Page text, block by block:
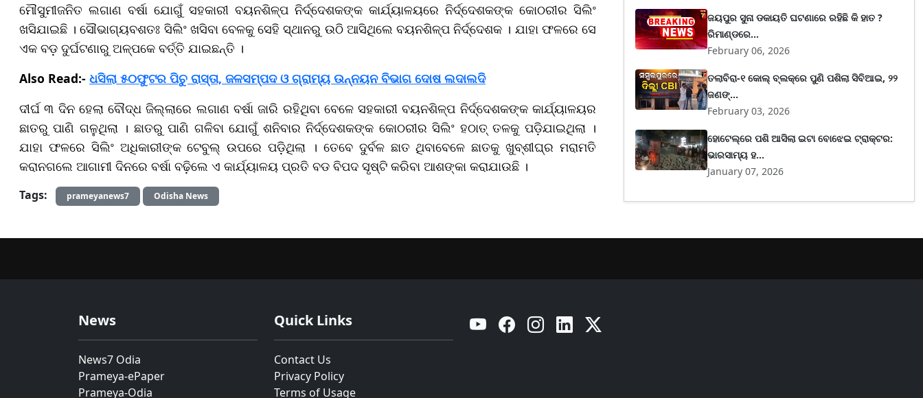
ମୌସୁମୀଜନିତ ଲଗାଣ ବର୍ଷା ଯୋଗୁଁ ସହକାରୀ ବୟନଶିଳ୍ପ ନିର୍ଦ୍ଦେଶକଙ୍କ କାର୍ଯ୍ୟାଳୟରେ ନିର୍ଦ୍ଦେଶକଙ୍କ କୋଠରୀର ସିଲିଂ
ଖସିଯାଇଛି । ସୌଭାଗ୍ୟବଶତଃ ସିଲିଂ ଖସିବା ବେଳକୁ ସେହି ସ୍ଥାନରୁ ଉଠି ଆସିଥିଲେ ବୟନଶିଳ୍ପ ନିର୍ଦ୍ଦେଶକ । ଯାହା ଫଳରେ ସେ
ଏକ ବଡ଼ ଦୁର୍ଘଟଣାରୁ ଅଳ୍ପକେ ବର୍ତ୍ତି ଯାଇଛନ୍ତି ।
Also Read:- ଧସିଲା ୫୦ଫୁଟର ପିଚୁ ରାସ୍ତା, ଜଳସମ୍ପଦ ଓ ଗ୍ରାମ୍ୟ ଉନ୍ନୟନ ବିଭାଗ ଦୋଷ ଲଦାଲଦି
ଦୀର୍ଘ ୩ ଦିନ ହେଲା ବୌଦ୍ଧ ଜିଲ୍ଲାରେ ଲଗାଣ ବର୍ଷା ଜାରି ରହିଥିବା ବେଳେ ସହକାରୀ ବୟନଶିଳ୍ପ ନିର୍ଦ୍ଦେଶକଙ୍କ କାର୍ଯ୍ୟାଳୟର
ଛାତରୁ ପାଣି ଗଳୁଥିଲା । ଛାତରୁ ପାଣି ଗଳିବା ଯୋଗୁଁ ଶନିବାର ନିର୍ଦ୍ଦେଶକଙ୍କ କୋଠରୀର ସିଲିଂ ହଠାତ୍ ତଳକୁ ପଡ଼ିଯାଇଥିଲା ।
ଯାହା ଫଳରେ ସିଲିଂ ଅଧିକାରୀଙ୍କ ଟେବୁଲ୍ ଉପରେ ପଡ଼ିଥିଲା । ତେବେ ଦୁର୍ବଳ ଛାତ ଥିବାବେଳେ ଛାତକୁ ଖୁବ୍‌ଶୀଘ୍ର ମରାମତି
କରାନଗଲେ ଆଗାମୀ ଦିନରେ ବର୍ଷା ବଢ଼ିଲେ ଏ କାର୍ଯ୍ୟାଳୟ ପ୍ରତି ବଡ ବିପଦ ସୃଷ୍ଟି କରିବା ଆଶଙ୍କା କରାଯାଉଛି ।
Tags: prameyanews7 Odisha News
ଜୟପୁର ସୁନା ଡକାୟତି ଘଟଣାରେ ରହିଛି କି ହାତ ?
ରିମାଣ୍ଡରେ...
February 06, 2026
ତଲାବିରା-୧ କୋଲ୍ ବ୍ଲକ୍‌ରେ ପୁଣି ପଶିଲା ସିବିଆଇ, ୨୨
ଜଣଙ୍...
February 03, 2026
ହୋଟେଲ୍‌ରେ ପଶି ଆସିଲା ଇଟା ବୋଝେଇ ଟ୍ରାକ୍ଟର:
ଭାରସାମ୍ୟ ହ...
January 07, 2026
News
News7 Odia
Prameya-ePaper
Prameya-Odia
Quick Links
Contact Us
Privacy Policy
Terms of Usage
YouTube Facebook Instagram